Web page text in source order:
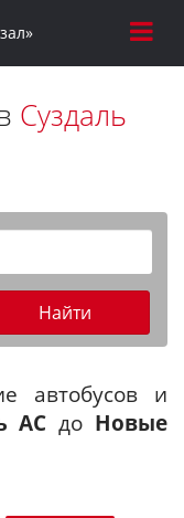
Суздаль
Найти
автобусов и
АС до Новые